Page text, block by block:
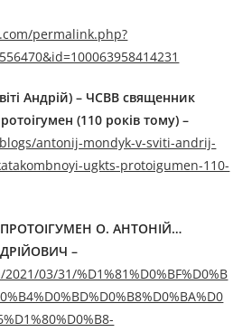
permalink.php?
Андрій) – ЧСВВ священник
(110 років тому) –
antonij-mondyk-v-sviti-andrij-
ugkts-protoigumen-110-
О. АНТОНІЙ…
–
03/31/%D1%81%D0%BF%D0%B